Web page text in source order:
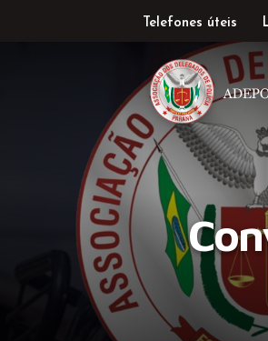
Telefones úteis